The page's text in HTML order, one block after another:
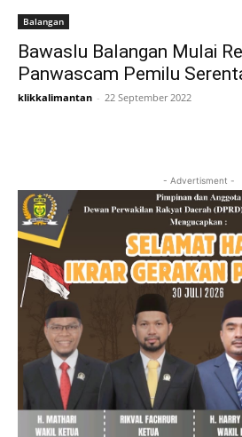
Balangan
Bawaslu Balangan Mulai
Panwascam Pemilu
klikkalimantan - 22 September 2022
- Advertisment -